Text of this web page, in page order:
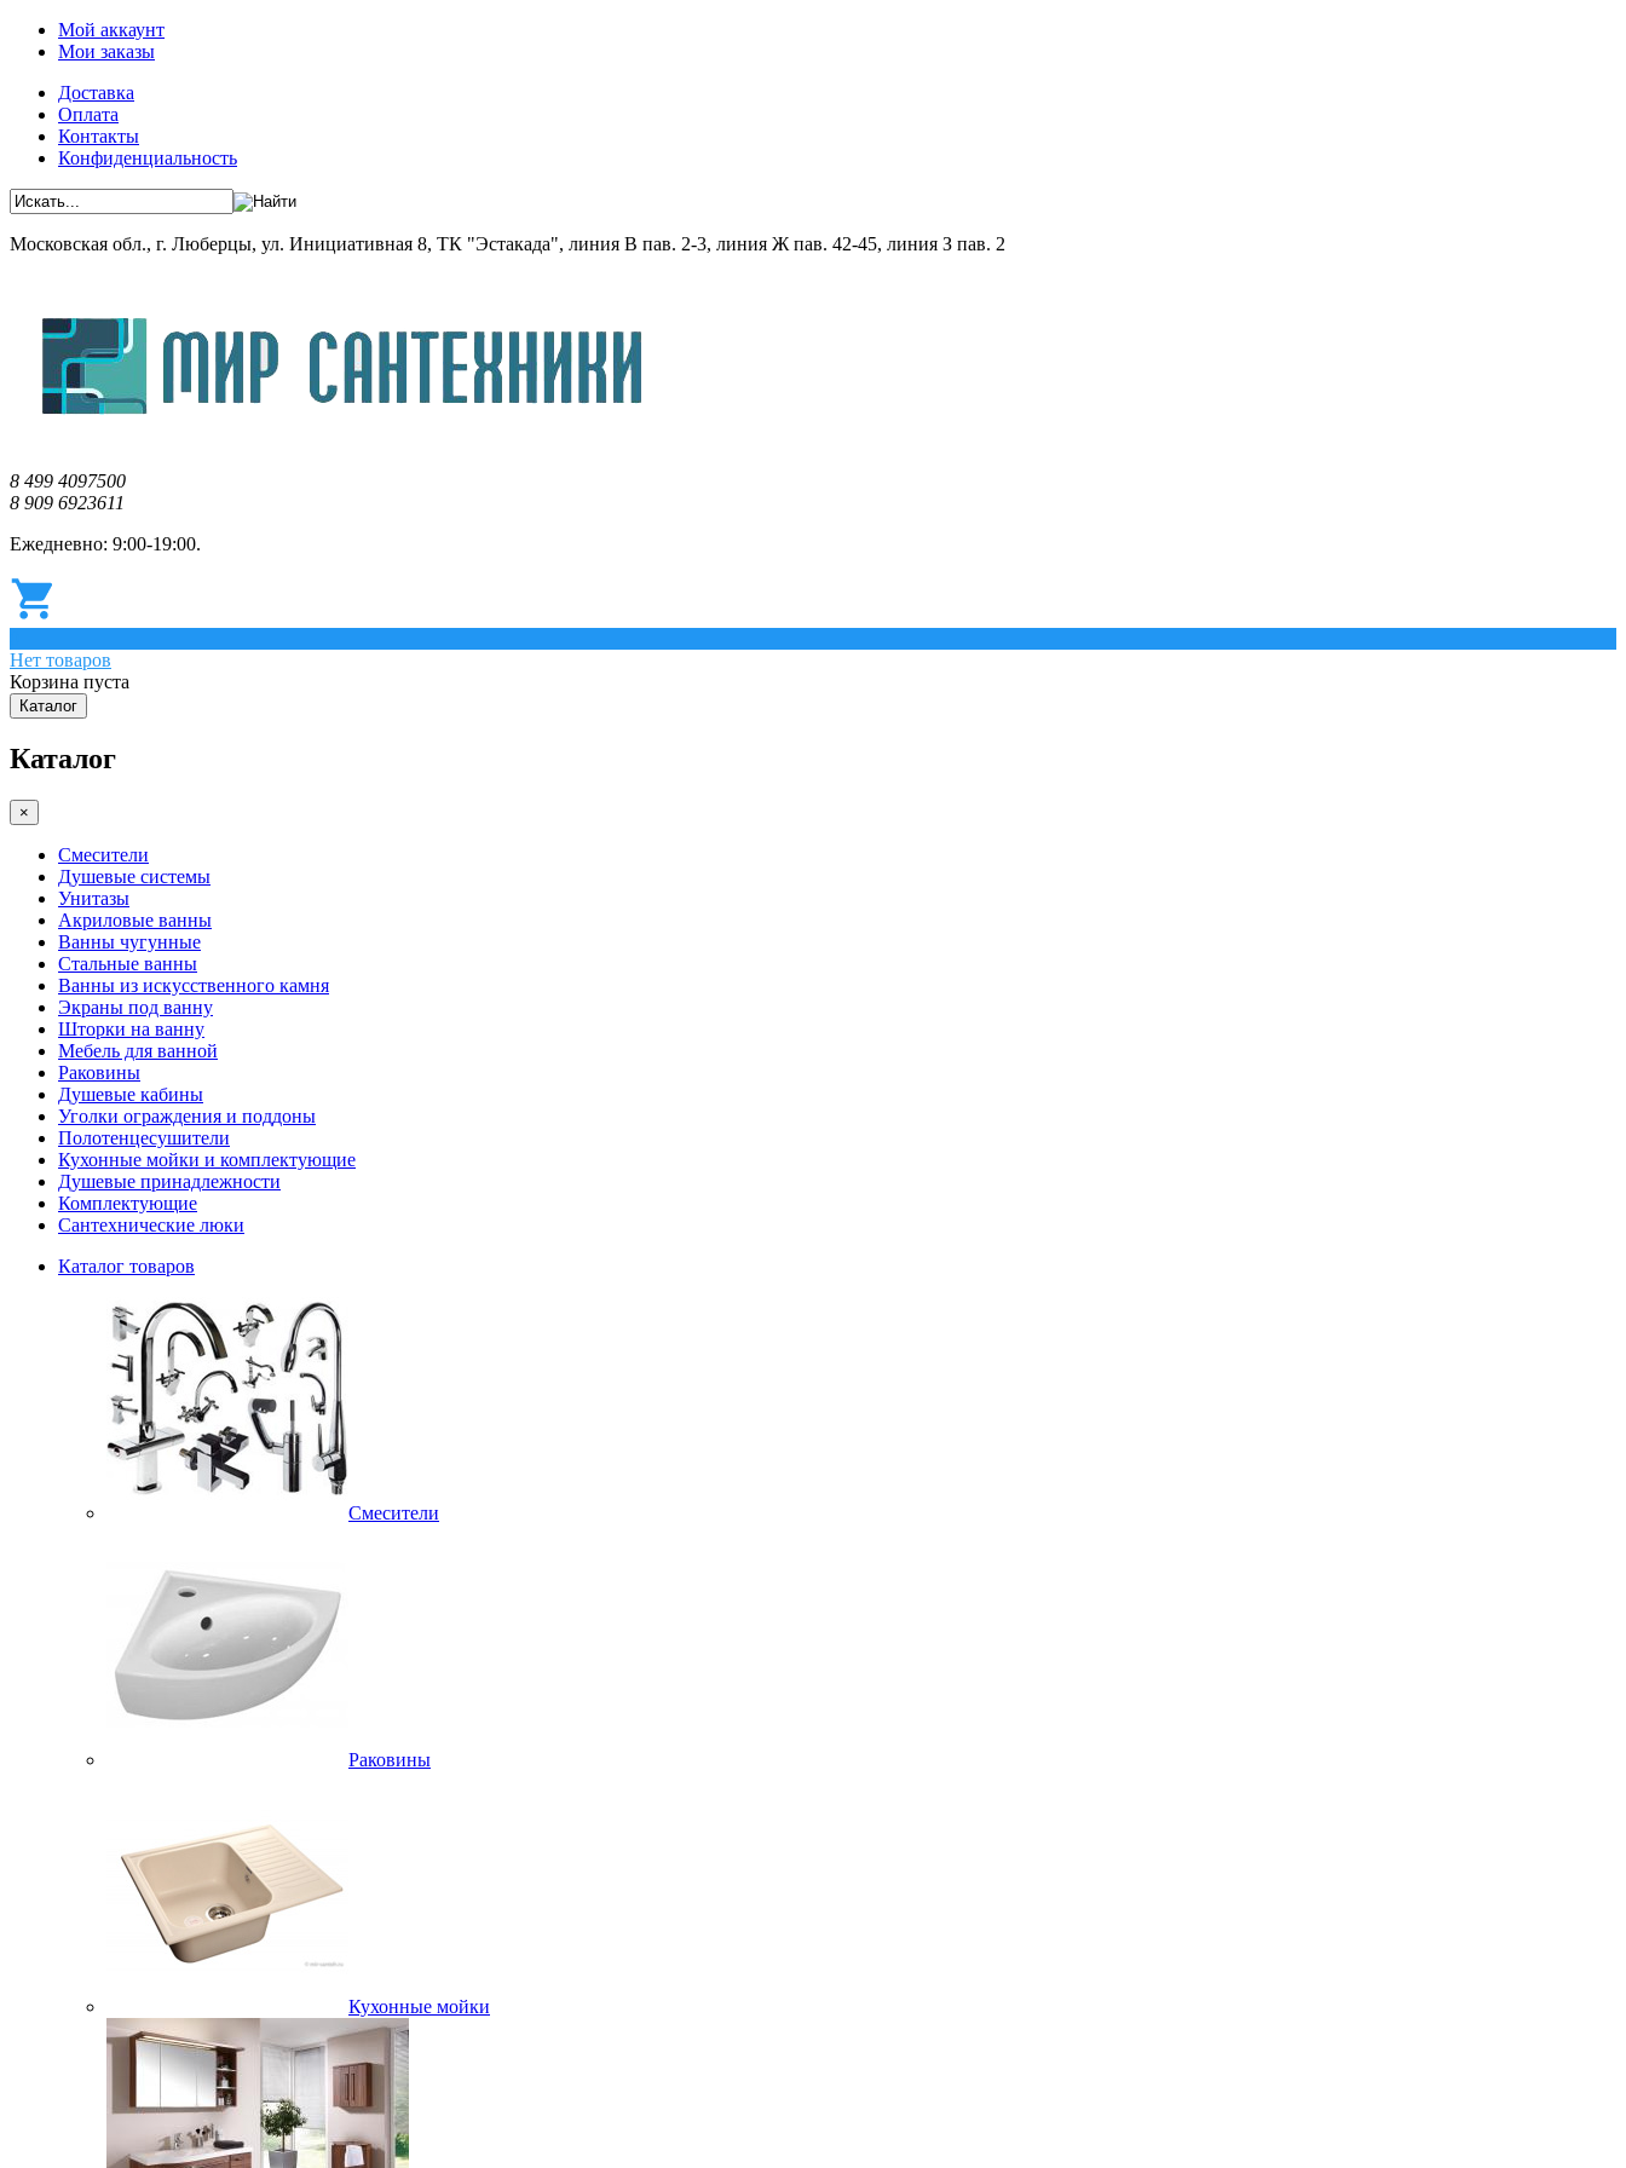
Мой аккаунт
Мои заказы
Доставка
Оплата
Контакты
Конфиденциальность
Московская обл., г. Люберцы, ул. Инициативная 8, ТК "Эстакада", линия В пав. 2-3, линия Ж пав. 42-45, линия З пав. 2
8 499 4097500
8 909 6923611
Ежедневно: 9:00-19:00.
Нет товаров
Корзина пуста
Каталог
Каталог
×
Смесители
Душевые системы
Унитазы
Акриловые ванны
Ванны чугунные
Стальные ванны
Ванны из искусственного камня
Экраны под ванну
Шторки на ванну
Мебель для ванной
Раковины
Душевые кабины
Уголки ограждения и поддоны
Полотенцесушители
Кухонные мойки и комплектующие
Душевые принадлежности
Комплектующие
Сантехнические люки
Каталог товаров
Смесители
Раковины
Кухонные мойки